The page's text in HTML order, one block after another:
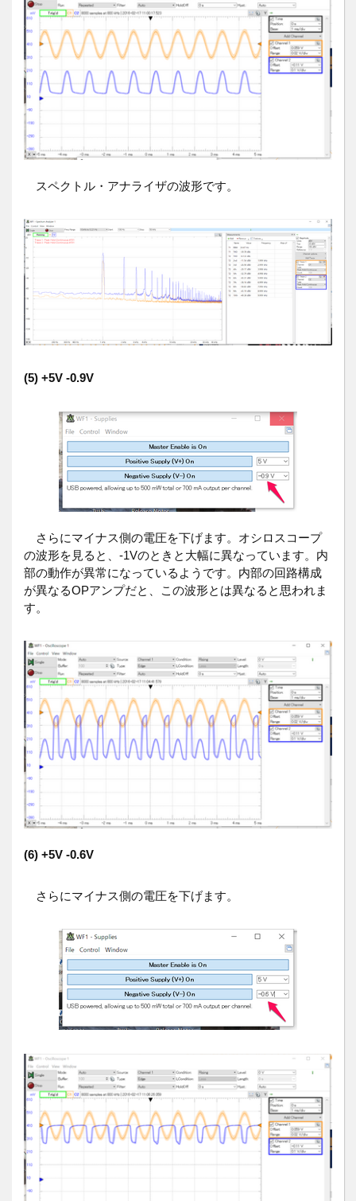
スペクトル・アナライザの波形です。
(5) +5V -0.9V
さらにマイナス側の電圧を下げます。オシロスコープ
の波形を見ると、-1Vのときと大幅に異なっています。内
部の動作が異常になっているようです。内部の回路構成
が異なるOPアンプだと、この波形とは異なると思われま
す。
(6) +5V -0.6V
さらにマイナス側の電圧を下げます。